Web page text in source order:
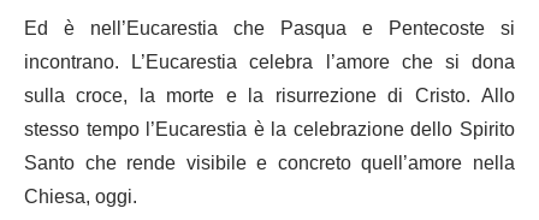
Ed è nell’Eucarestia che Pasqua e Pentecoste si
incontrano. L’Eucarestia celebra l’amore che si dona
sulla croce, la morte e la risurrezione di Cristo. Allo
stesso tempo l’Eucarestia è la celebrazione dello Spirito
Santo che rende visibile e concreto quell’amore nella
Chiesa, oggi.